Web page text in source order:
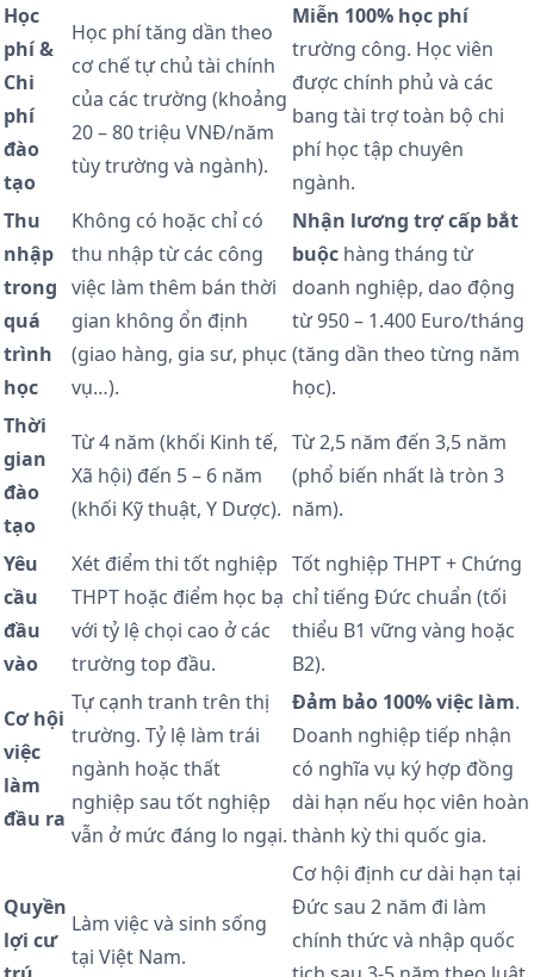
Học
phí &
Chi
phí
đào
tạo
Học phí tăng dần theo
cơ chế tự chủ tài chính
của các trường (khoảng
20 – 80 triệu VNĐ/năm
tùy trường và ngành).
Miễn 100% học phí
trường công. Học viên
được chính phủ và các
bang tài trợ toàn bộ chi
phí học tập chuyên
ngành.
Thu
nhập
trong
quá
trình
học
Không có hoặc chỉ có
thu nhập từ các công
việc làm thêm bán thời
gian không ổn định
(giao hàng, gia sư, phục
vụ…).
Nhận lương trợ cấp bắt
buộc hàng tháng từ
doanh nghiệp, dao động
từ 950 – 1.400 Euro/tháng
(tăng dần theo từng năm
học).
Thời
gian
đào
tạo
Từ 4 năm (khối Kinh tế,
Xã hội) đến 5 – 6 năm
(khối Kỹ thuật, Y Dược).
Từ 2,5 năm đến 3,5 năm
(phổ biến nhất là tròn 3
năm).
Yêu
cầu
đầu
vào
Xét điểm thi tốt nghiệp
THPT hoặc điểm học bạ
với tỷ lệ chọi cao ở các
trường top đầu.
Tốt nghiệp THPT + Chứng
chỉ tiếng Đức chuẩn (tối
thiểu B1 vững vàng hoặc
B2).
Cơ hội
việc
làm
đầu ra
Tự cạnh tranh trên thị
trường. Tỷ lệ làm trái
ngành hoặc thất
nghiệp sau tốt nghiệp
vẫn ở mức đáng lo ngại.
Đảm bảo 100% việc làm.
Doanh nghiệp tiếp nhận
có nghĩa vụ ký hợp đồng
dài hạn nếu học viên hoàn
thành kỳ thi quốc gia.
Quyền
lợi cư
Làm việc và sinh sống
tại Việt Nam.
Cơ hội định cư dài hạn tại
Đức sau 2 năm đi làm
chính thức và nhập quốc